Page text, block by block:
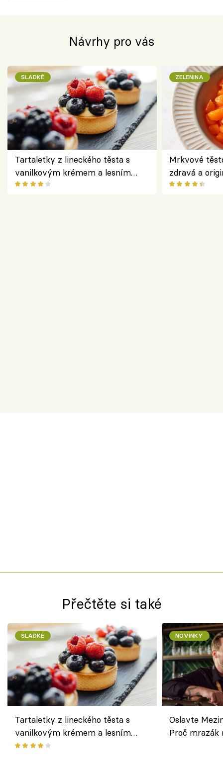
Návrhy pro vás
SLADKÉ
Tartaletky z lineckého těsta s
vanilkovým krémem a lesním
ovocem podle Bread Society
ZELENINA
Mrkvové
zdravá a
klasiky
Přečtěte si také
SLADKÉ
Tartaletky z lineckého těsta s
vanilkovým krémem a lesním
ovocem podle Bread Society
NOVINKY
Oslavte
Proč